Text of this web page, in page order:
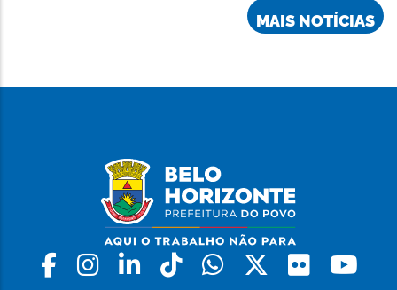
MAIS NOTÍCIAS
Facebook
Instagram
LinkedinTiktokWhatsapp
X Flickr